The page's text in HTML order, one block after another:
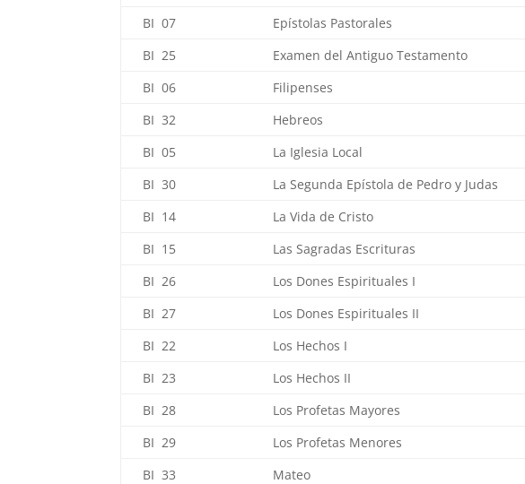
BI 07
Epístolas Pastorales
BI 25
Examen del Antiguo Testamento
BI 06
Filipenses
BI 32
Hebreos
BI 05
La Iglesia Local
BI 30
La Segunda Epístola de Pedro y Judas
BI 14
La Vida de Cristo
BI 15
Las Sagradas Escrituras
BI 26
Los Dones Espirituales I
BI 27
Los Dones Espirituales II
BI 22
Los Hechos I
BI 23
Los Hechos II
BI 28
Los Profetas Mayores
BI 29
Los Profetas Menores
BI 33
Mateo